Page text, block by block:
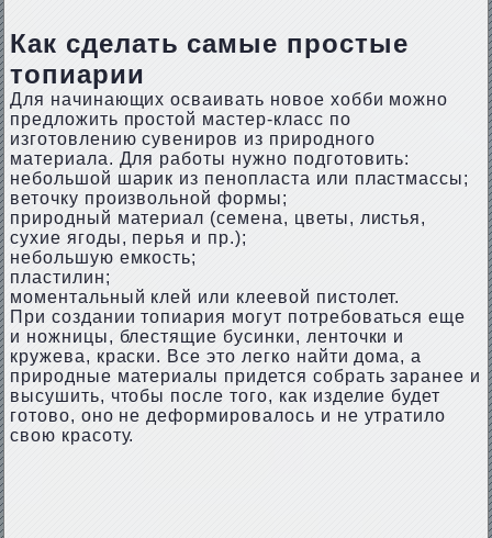
Как сделать самые простые
топиарии
Для начинающих осваивать новое хобби можно
предложить простой мастер-класс по
изготовлению сувениров из природного
материала. Для работы нужно подготовить:
небольшой шарик из пенопласта или пластмассы;
веточку произвольной формы;
природный материал (семена, цветы, листья,
сухие ягоды, перья и пр.);
небольшую емкость;
пластилин;
моментальный клей или клеевой пистолет.
При создании топиария могут потребоваться еще
и ножницы, блестящие бусинки, ленточки и
кружева, краски. Все это легко найти дома, а
природные материалы придется собрать заранее и
высушить, чтобы после того, как изделие будет
готово, оно не деформировалось и не утратило
свою красоту.